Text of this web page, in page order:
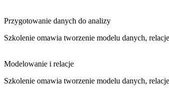
Przygotowanie danych do analizy
Szkolenie omawia tworzenie modelu danych,
Modelowanie i relacje
Szkolenie omawia tworzenie modelu danych,